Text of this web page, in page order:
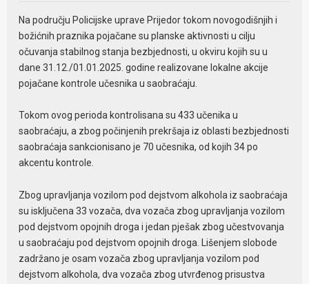
Na području Policijske uprave Prijedor tokom novogodišnjih i
božićnih praznika pojačane su planske aktivnosti u cilju
očuvanja stabilnog stanja bezbjednosti, u okviru kojih su u
dane 31.12./01.01.2025. godine realizovane lokalne akcije
pojačane kontrole učesnika u saobraćaju.
Tokom ovog perioda kontrolisana su 433 učenika u
saobraćaju, a zbog počinjenih prekršaja iz oblasti bezbjednosti
saobraćaja sankcionisano je 70 učesnika, od kojih 34 po
akcentu kontrole.
Zbog upravljanja vozilom pod dejstvom alkohola iz saobraćaja
su isključena 33 vozača, dva vozača zbog upravljanja vozilom
pod dejstvom opojnih droga i jedan pješak zbog učestvovanja
u saobraćaju pod dejstvom opojnih droga. Lišenjem slobode
zadržano je osam vozača zbog upravljanja vozilom pod
dejstvom alkohola, dva vozača zbog utvrđenog prisustva